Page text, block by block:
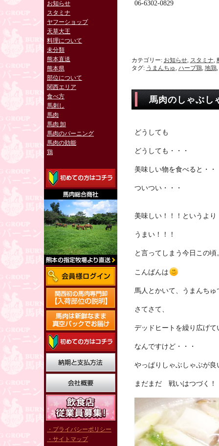
お知らせ
スタミナ
ヤフーショップ
天草大王
料理について
未分類
熊本直送
熊本県
部位について
関西エリア
食べ方
馬刺し
馬肉
馬肉 卸
馬肉のバーニング
馬肉の効能
鶏
・プライバシーポリシー
・サイトマップ
06-6302-0829
カテゴリー: お知らせ, スタミナ,
タグ: うまんちゅ, ハーブ鶏, 地鶏,
馬肉のしゃぶ
どうしても
どうしても・・・
美味しい物を食べると・・
ついつい・・・
美味しい！！！というより
うまい！！！
と言ってしまう今日この頃
こんばんは
馬人とかいて、うまんち
さてさて、
デッドヒートを繰り広
なんですけど・・・
やっぱりしゃぶしゃぶが
まだまだ 戦いはつづく！